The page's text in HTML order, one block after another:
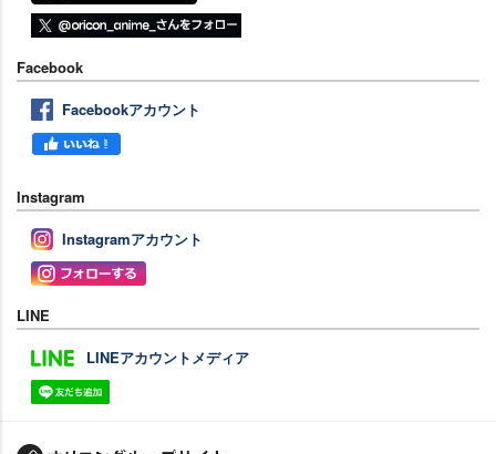
Facebook
Facebookアカウント
Instagram
Instagramアカウント
LINE
LINEアカウントメディア